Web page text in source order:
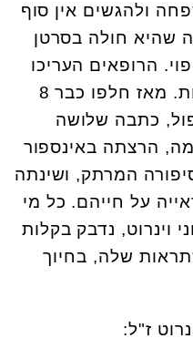
ולהגשים אין סוף
שהיא חולה בסרטן
הרופאים העריכו
שנותרו לה 6 חודשים לחיות. מאז חלפו כבר 8
כתבה שלושה
הרצתה באינספור
המרתק, ושינתה
על חייהם. כל מי
נדבק בקלות
שלה, בחיוך
ז"ל: